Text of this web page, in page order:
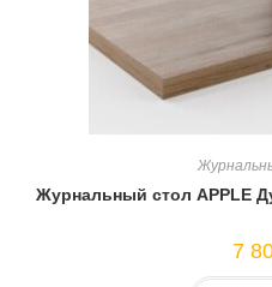
Журнальный стол APPLE
7